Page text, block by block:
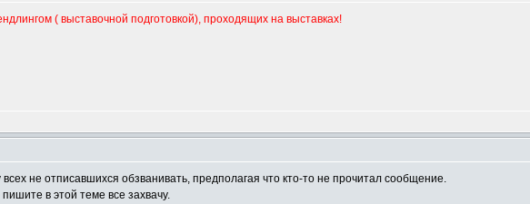
( выставочной подготовкой), проходящих на выставках!
всех не отписавшихся обзванивать, предполагая что кто-то не прочитал сообщение.
в этой теме все захвачу.